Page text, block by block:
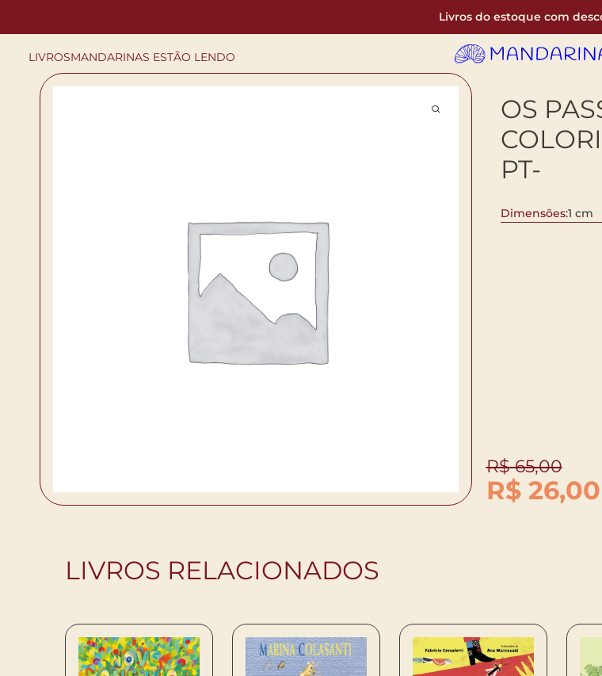
Livros do estoque com
LIVROSMANDARINAS ESTÃO LENDO
OS
PT-
Dimensões:1 cm
R$65,00
R$26,00
LIVROS RELACIONADOS